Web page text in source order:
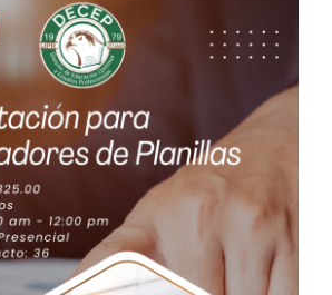
$200.00.